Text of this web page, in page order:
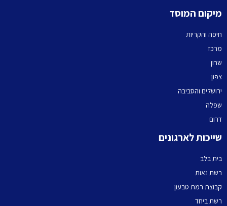
מיקום המוסד
חיפה והקריות
מרכז
שרון
צפון
ירושלים והסביבה
שפלה
דרום
שייכות לארגונים
בית בלב
רשת נאות
קבוצת רמת טבעון
רשת ביחד